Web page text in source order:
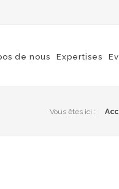
de nous Expertises
Vous êtes ici :